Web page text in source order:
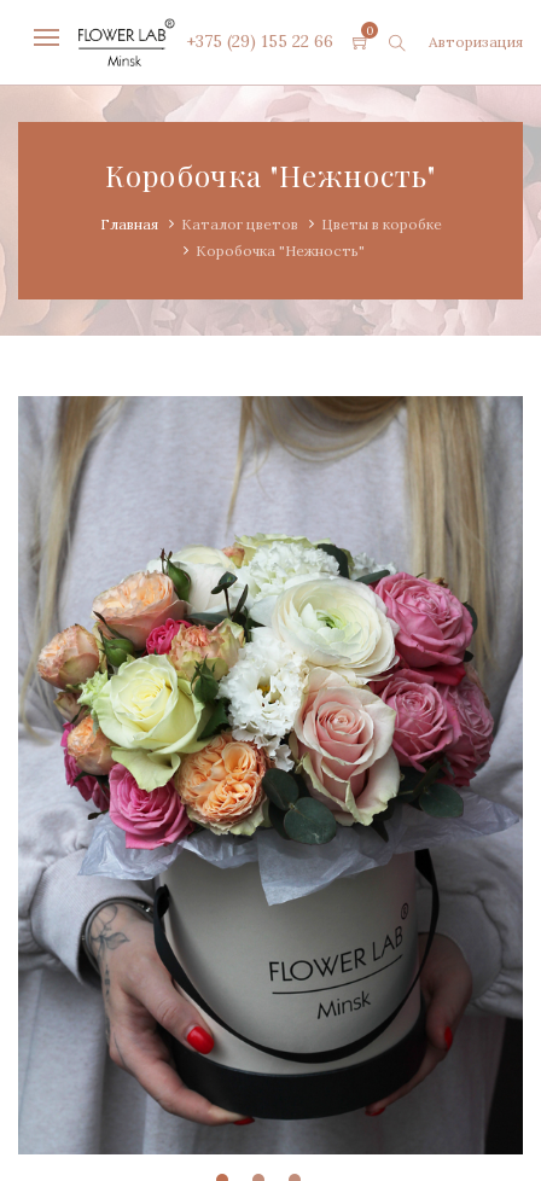
+375 (29) 155 22 66 0
Авторизация
Коробочка "Нежность"
Главная Каталог цветов
Цветы в коробке
Коробочка "Нежность"